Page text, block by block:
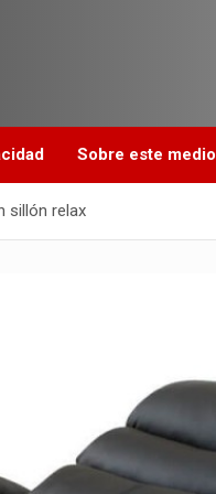
Sobre este medio
sillón relax